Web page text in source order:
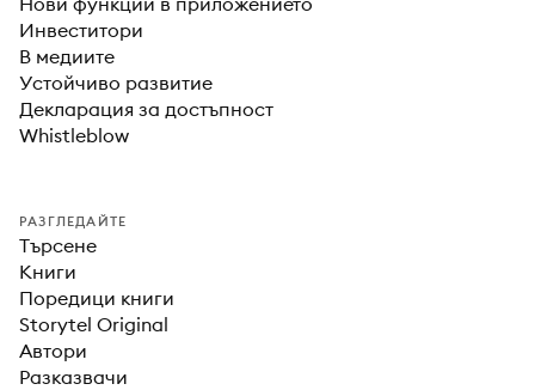
Инвеститори
В медиите
Устойчиво развитие
Декларация за достъпност
Whistleblow
РАЗГЛЕДАЙТЕ
Търсене
Книги
Поредици книги
Storytel Original
Автори
Разказвачи